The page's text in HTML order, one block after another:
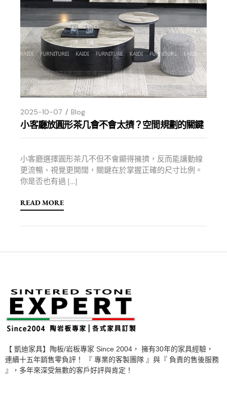
2025-10-07 Blog
小客廳放圓形茶几會不會太擠？空間規劃的關鍵
小客廳選擇圓形茶几不但不會顯得擁擠，反而能讓動線
更流暢、視覺更開闊，關鍵在於掌握正確的尺寸比例。
你是否也有過 […]
READ MORE
【 凱迪家具】陶板/岩板專家 Since 2004， 擁有30年的家具經驗，
連續十五年銷售零負評！ 『 專業的客製團隊 』與『 負責的售後服務
』，多年來深受無數的客戶好評與肯定！